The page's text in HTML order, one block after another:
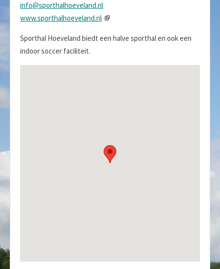
info@sporthalhoeveland.nl
www.sporthalhoeveland.nl
Sporthal Hoeveland biedt een halve sporthal en ook een
indoor soccer faciliteit.